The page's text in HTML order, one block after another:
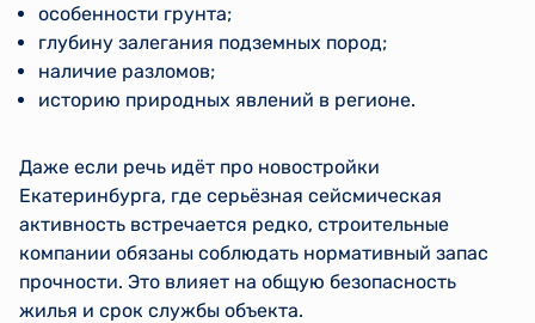
особенности грунта;
глубину залегания подземных пород;
наличие разломов;
историю природных явлений в регионе.
Даже если речь идёт про новостройки
Екатеринбурга, где серьёзная сейсмическая
активность встречается редко, строительные
компании обязаны соблюдать нормативный запас
прочности. Это влияет на общую безопасность
жилья и срок службы объекта.